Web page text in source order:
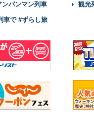
ンパンマン列車 観光
車で #ずらし旅